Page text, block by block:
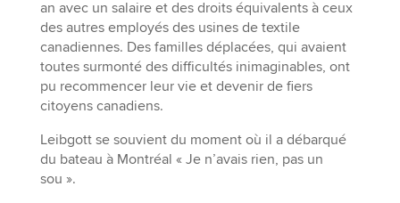
an avec un salaire et des droits équivalents à ceux
des autres employés des usines de textile
canadiennes. Des familles déplacées, qui avaient
toutes surmonté des difficultés inimaginables, ont
pu recommencer leur vie et devenir de fiers
citoyens canadiens.
Leibgott se souvient du moment où il a débarqué
du bateau à Montréal « Je n’avais rien, pas un
sou ».